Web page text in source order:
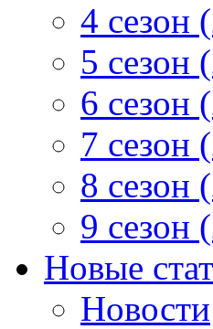
4 сезон
5 сезон
6 сезон
7 сезон
8 сезон
9 сезон
Новые
Новости